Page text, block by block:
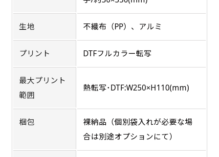
生地 不織布（PP）、アルミ
プリント DTFフルカラー転写
最大プリント
範囲
熱転写･DTF:W250×H110(mm)
梱包
裸納品（個別袋入れが必要な場
合は別途オプションにて）
ットでついてます。
遠くからでも視認しやすいジャンボサイズです。
駐車場などのスペースに余裕がある場所で大々的
に宣伝できます。
す。かわいいい＆おしゃれなのぼりです。台はセ
ットでついてます。
遠くからでも視認しやすいジャンボサイズです。
駐車場などのスペースに余裕がある場所で大々的
に宣伝できます。
るに近くなるイメージ）一般的な方法は、旗の
す。
お急ぎ［ +330円 ］
お急ぎは翌営業日発送（基本12時締め切り)枚数
によって対応できない場合、ギリギリでも対応
生地は対応不可です。